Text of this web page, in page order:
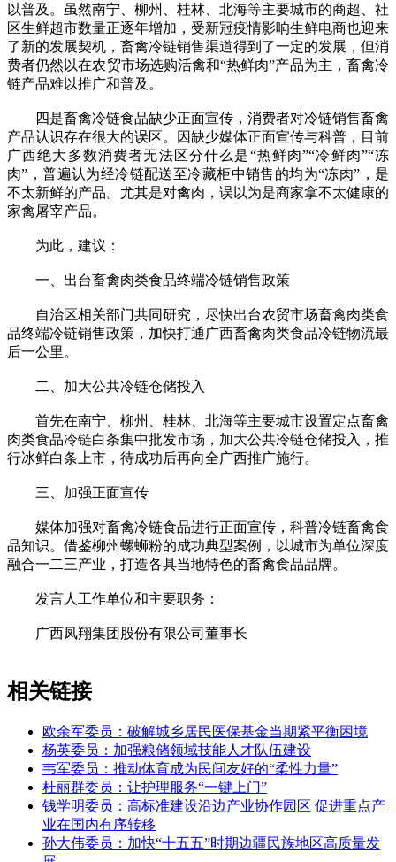
以普及。虽然南宁、柳州、桂林、北海等主要城市的商超、社
区生鲜超市数量正逐年增加，受新冠疫情影响生鲜电商也迎来
了新的发展契机，畜禽冷链销售渠道得到了一定的发展，但消
费者仍然以在农贸市场选购活禽和“热鲜肉”产品为主，畜禽冷
链产品难以推广和普及。
四是畜禽冷链食品缺少正面宣传，消费者对冷链销售畜禽
产品认识存在很大的误区。因缺少媒体正面宣传与科普，目前
广西绝大多数消费者无法区分什么是“热鲜肉”“冷鲜肉”“冻
肉”，普遍认为经冷链配送至冷藏柜中销售的均为“冻肉”，是
不太新鲜的产品。尤其是对禽肉，误以为是商家拿不太健康的
家禽屠宰产品。
为此，建议：
一、出台畜禽肉类食品终端冷链销售政策
自治区相关部门共同研究，尽快出台农贸市场畜禽肉类食
品终端冷链销售政策，加快打通广西畜禽肉类食品冷链物流最
后一公里。
二、加大公共冷链仓储投入
首先在南宁、柳州、桂林、北海等主要城市设置定点畜禽
肉类食品冷链白条集中批发市场，加大公共冷链仓储投入，推
行冰鲜白条上市，待成功后再向全广西推广施行。
三、加强正面宣传
媒体加强对畜禽冷链食品进行正面宣传，科普冷链畜禽食
品知识。借鉴柳州螺蛳粉的成功典型案例，以城市为单位深度
融合一二三产业，打造各具当地特色的畜禽食品品牌。
发言人工作单位和主要职务：
广西凤翔集团股份有限公司董事长
相关链接
欧余军委员：破解城乡居民医保基金当期紧平衡困境
杨英委员：加强粮储领域技能人才队伍建设
韦军委员：推动体育成为民间友好的“柔性力量”
杜丽群委员：让护理服务“一键上门”
钱学明委员：高标准建设沿边产业协作园区 促进重点产
业在国内有序转移
孙大伟委员：加快“十五五”时期边疆民族地区高质量发